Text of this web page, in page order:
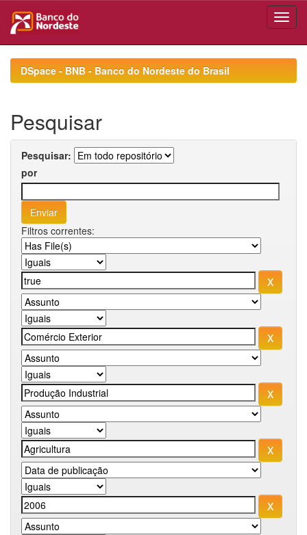
navigationDSpace - BNB - Banco do Nordeste do Brasil
Pesquisar
Pesquisar:
por
Filtros correntes: